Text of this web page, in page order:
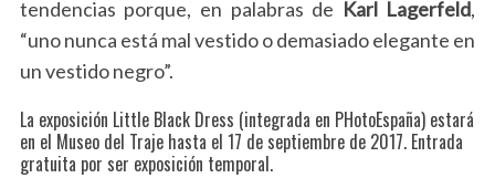
tendencias porque, en palabras de Karl Lagerfeld,
“uno nunca está mal vestido o demasiado elegante en
un vestido negro”.
La exposición Little Black Dress (integrada en PHotoEspaña) estará
en el Museo del Traje hasta el 17 de septiembre de 2017. Entrada
gratuita por ser exposición temporal.